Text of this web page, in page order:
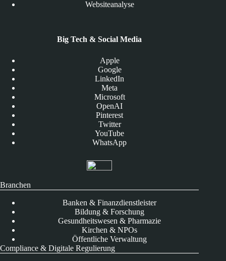
Websiteanalyse
Big Tech & Social Media
Apple
Google
LinkedIn
Meta
Microsoft
OpenAI
Pinterest
Twitter
YouTube
WhatsApp
Branchen
Banken & Finanzdienstleister
Bildung & Forschung
Gesundheitswesen & Pharmazie
Kirchen & NPOs
Öffentliche Verwaltung
Compliance & Digitale Regulierung